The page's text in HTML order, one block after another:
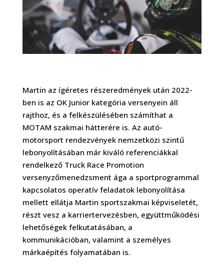
Martin az ígéretes részeredmények után 2022-
ben is az OK Junior kategória versenyein áll
rajthoz, és a felkészülésében számíthat a
MOTAM szakmai hátterére is. Az autó-
motorsport rendezvények nemzetközi szintű
lebonyolításában már kiváló referenciákkal
rendelkező Truck Race Promotion
versenyzőmenedzsment ága a sportprogrammal
kapcsolatos operatív feladatok lebonyolítása
mellett ellátja Martin sportszakmai képviseletét,
részt vesz a karriertervezésben, együttműködési
lehetőségek felkutatásában, a
kommunikációban, valamint a személyes
márkaépítés folyamatában is.